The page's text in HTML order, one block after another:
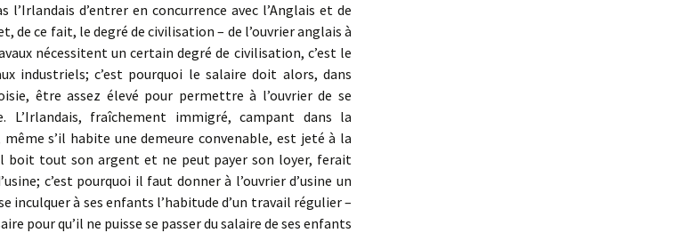
l’Irlandais d’entrer en concurrence avec l’Anglais et de
de ce fait, le degré de civilisation – de l’ouvrier anglais à
nécessitent un certain degré de civilisation, c’est le
industriels; c’est pourquoi le salaire doit alors, dans
être assez élevé pour permettre à l’ouvrier de se
L’Irlan­dais, fraîchement immigré, campant dans la
s’il habite une demeure convenable, est jeté à la
boit tout son argent et ne peut payer son loyer, ferait
c’est pourquoi il faut donner à l’ouvrier d’usine un
inculquer à ses enfants l’habitude d’un travail régulier –
pour qu’il ne puisse se passer du salaire de ses enfants